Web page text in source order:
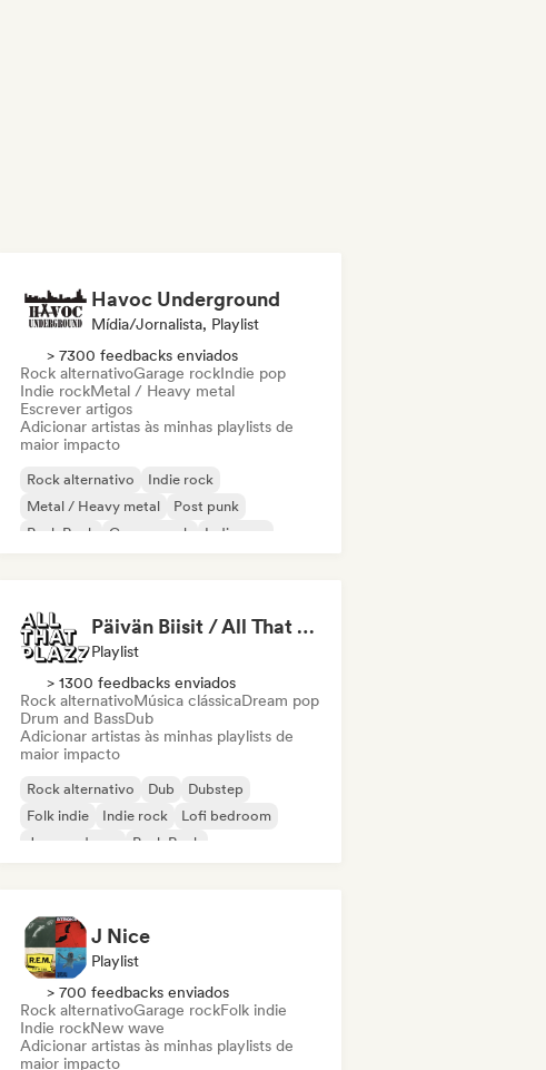
Havoc Underground
Mídia/Jornalista, Playlist
> 7300 feedbacks enviados
Rock alternativoGarage rockIndie pop
Indie rockMetal / Heavy metal
Escrever artigos
Adicionar artistas às minhas playlists de
maior impacto
Rock alternativo
Indie rock
Metal / Heavy metal
Post punk
Punk Rock
Garage rock
Indie pop
Päivän Biisit / All That Plazz
Playlist
> 1300 feedbacks enviados
Rock alternativoMúsica clássicaDream pop
Drum and BassDub
Adicionar artistas às minhas playlists de
maior impacto
Rock alternativo Dub
Dubstep
Folk indie
Indie rock
Lofi bedroom
Jazz moderno
Punk Rock
J Nice
Playlist
> 700 feedbacks enviados
Rock alternativoGarage rockFolk indie
Indie rockNew wave
Adicionar artistas às minhas playlists de
maior impacto